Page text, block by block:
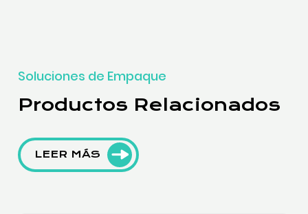
Soluciones de Empaque
Productos Relacionados
LEER MÁS